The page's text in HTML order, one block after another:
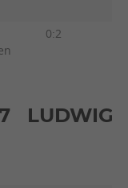
0:2